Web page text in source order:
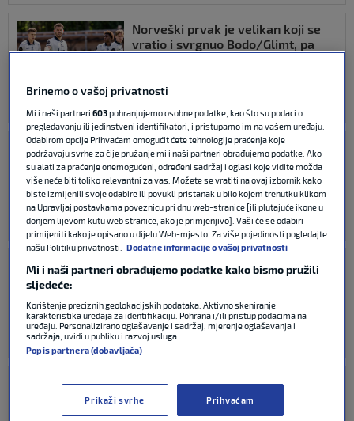
Norveški prvak je velikan koji se
vratio i svrgnuo Bodo/Glimt, pa
CHAMPIONS LEAGUE 03. kol 2026 0
Evo s kime će Dinamo igrati u play-
offu Europske lige ako ispadne od
Sopića
EUROPA LEAGUE 03. kol 2026 0
Evo s kim bi Dinamo mogao igrati u
play-offu Lige prvaka, a s kim u
CHAMPIONS LEAGUE 03. kol 2026
SKener: Taoci vlastite prošlosti,
mitova i legendi
Brinemo o vašoj privatnosti
Mi i naši partneri603pohranjujemo osobne podatke, kao što su podaci o
pregledavanju ili jedinstveni identifikatori, i pristupamo im na vašem uređaju.
Odabirom opcije Prihvaćam omogućit ćete tehnologije praćenja koje
podržavaju svrhe za čije pružanje mi i naši partneri obrađujemo podatke. Ako
su alati za praćenje onemogućeni, određeni sadržaj i oglasi koje vidite možda
više neće biti toliko relevantni za vas. Možete se vratiti na ovaj izbornik kako
biste izmijenili svoje odabire ili povukli pristanak u bilo kojem trenutku klikom
na Upravljaj postavkama poveznicu pri dnu web-stranice [ili plutajuće ikone u
donjem lijevom kutu web stranice, ako je primjenjivo]. Vaši će se odabiri
primijeniti kako je opisano u dijelu Web-mjesto. Za više pojedinosti pogledajte
našu Politiku privatnosti.
Dodatne informacije o vašoj privatnosti
Mi i naši partneri obrađujemo podatke kako bismo pružili
sljedeće:
Korištenje preciznih geolokacijskih podataka. Aktivno skeniranje
karakteristika uređaja za identifikaciju. Pohrana i/ili pristup podacima na
uređaju. Personalizirano oglašavanje i sadržaj, mjerenje oglašavanja i
sadržaja, uvidi u publiku i razvoj usluga.
Popis partnera (dobavljača)
Prikaži svrhe Prihvaćam